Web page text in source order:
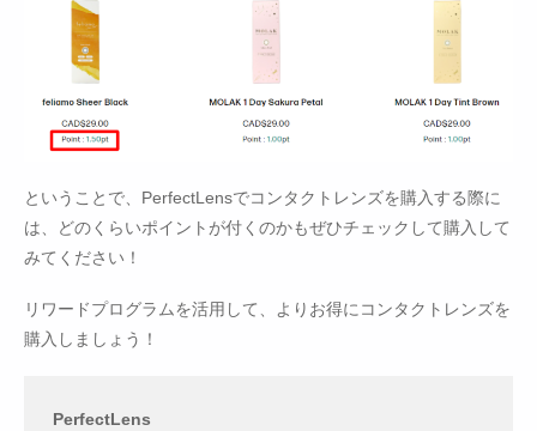
ということで、PerfectLensでコンタクトレンズを購入する際に
は、どのくらいポイントが付くのかもぜひチェックして購入して
みてください！
リワードプログラムを活用して、よりお得にコンタクトレンズを
購入しましょう！
PerfectLens